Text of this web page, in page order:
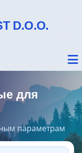
D.O.O.
для
параметрам